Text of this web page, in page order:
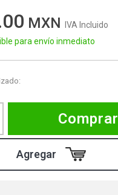
IVA Incluido
para envío inmediato
Comprar